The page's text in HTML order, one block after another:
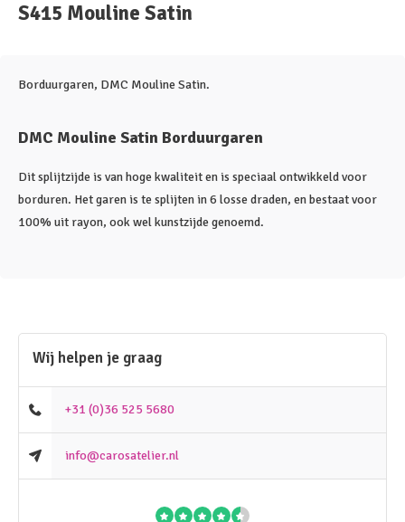
S415 Mouline Satin
Borduurgaren, DMC Mouline Satin.
DMC Mouline Satin Borduurgaren
Dit splijtzijde is van hoge kwaliteit en is speciaal ontwikkeld voor
borduren. Het garen is te splijten in 6 losse draden, en bestaat voor
100% uit rayon, ook wel kunstzijde genoemd.
Wij helpen je graag
+31 (0)36 525 5680
info@carosatelier.nl